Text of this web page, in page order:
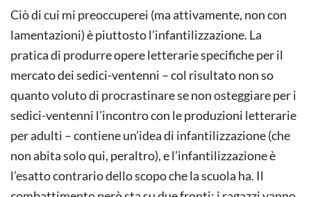
Ciò di cui mi preoccuperei (ma attivamente, non con
lamentazioni) è piuttosto l’infantilizzazione. La
pratica di produrre opere letterarie specifiche per il
mercato dei sedici-ventenni – col risultato non so
quanto voluto di procrastinare se non osteggiare per i
sedici-ventenni l’incontro con le produzioni letterarie
per adulti – contiene un’idea di infantilizzazione (che
non abita solo qui, peraltro), e l’infantilizzazione è
l’esatto contrario dello scopo che la scuola ha. Il